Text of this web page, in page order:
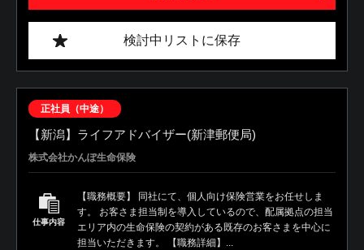
検討中リストに保存
正社員（中途）
【新潟】ライフアドバイザー(新津郵便局)
株式会社かんぽ生命保険
仕事内容
【職務概要】 同社にて、個人向け保険営業をお任せしま
す。 お客さま担当制を導入しているので、配属拠点の担当
エリア内の生命保険の契約がある既存のお客さまを中心に
担当いただきます。 【職務詳細】...